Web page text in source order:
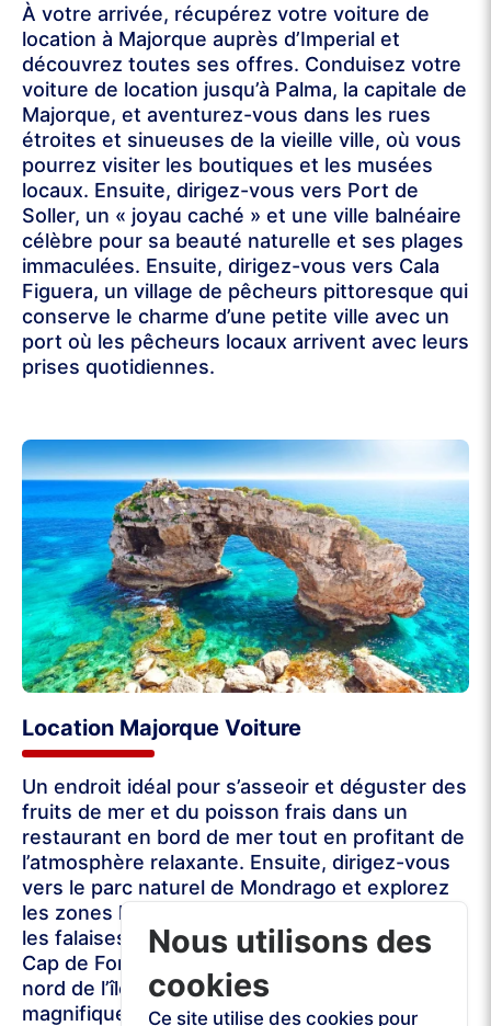
À votre arrivée, récupérez votre voiture de
location à Majorque auprès d’Imperial et
découvrez toutes ses offres. Conduisez votre
voiture de location jusqu’à Palma, la capitale de
Majorque, et aventurez-vous dans les rues
étroites et sinueuses de la vieille ville, où vous
pourrez visiter les boutiques et les musées
locaux. Ensuite, dirigez-vous vers Port de
Soller, un « joyau caché » et une ville balnéaire
célèbre pour sa beauté naturelle et ses plages
immaculées. Ensuite, dirigez-vous vers Cala
Figuera, un village de pêcheurs pittoresque qui
conserve le charme d’une petite ville avec un
port où les pêcheurs locaux arrivent avec leurs
prises quotidiennes.
Location Majorque Voiture
Un endroit idéal pour s’asseoir et déguster des
fruits de mer et du poisson frais dans un
restaurant en bord de mer tout en profitant de
l’atmosphère relaxante. Ensuite, dirigez-vous
vers le parc naturel de Mondrago et explorez
les zones humides, les plages, les sentiers et
les falaises. Continuez votre voyage jusqu’au
Cap de Formentor, un endroit magnifique du
nord de l’île, célèbre pour ses vues
magnifiques sur les baies environnantes.
Nous utilisons des
cookies
Ce site utilise des cookies pour